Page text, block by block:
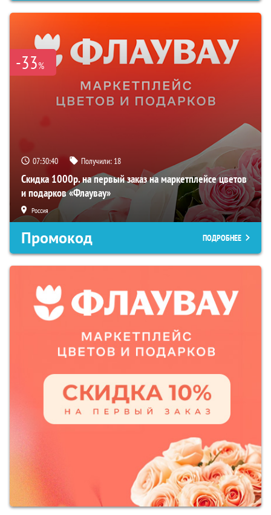
-33%
07:30:39 Получили: 18
Скидка 1000р. на первый заказ на маркетплейсе цветов
и подарков «Флаувау»
Россия
Промокод ПОДРОБНЕЕ